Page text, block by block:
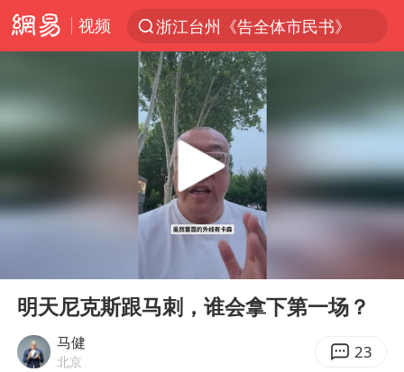
视频
浙江台州《告全体市民书》
香港宏福苑火灾或由烟头引起
云南一地村民过火把节意外灼伤16人
张本智和：零封向鹏不意外
泰国初中生饮弹自尽前开了26枪
用AI造出新病毒意味着什么
Play
明天尼克斯跟马刺，谁会拿下第一场？
马健
北京 23